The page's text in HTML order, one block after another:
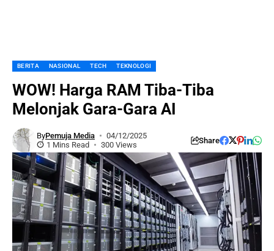
BERITA NASIONAL TECH TEKNOLOGI
WOW! Harga RAM Tiba-Tiba
Melonjak Gara-Gara AI
ByPemuja Media
04/12/2025
1 Mins Read
300 Views Share